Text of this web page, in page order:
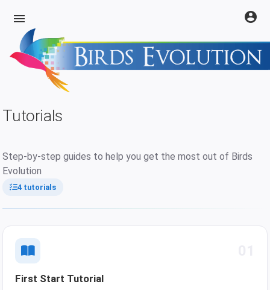
menu account_circle
Tutorials
Step-by-step guides to help you get the most out of Birds
Evolution
4 tutorials
First Start Tutorial